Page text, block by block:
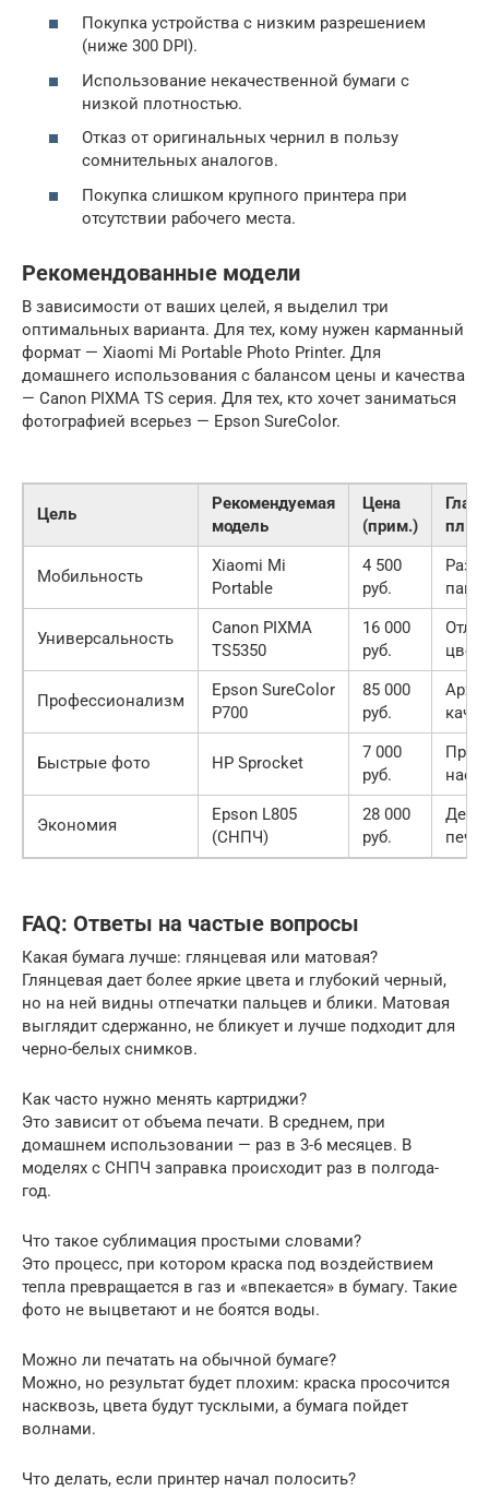
Покупка устройства с низким разрешением
(ниже 300 DPI).
Использование некачественной бумаги с
низкой плотностью.
Отказ от оригинальных чернил в пользу
сомнительных аналогов.
Покупка слишком крупного принтера при
отсутствии рабочего места.
Рекомендованные модели
В зависимости от ваших целей, я выделил три
оптимальных варианта. Для тех, кому нужен карманный
формат — Xiaomi Mi Portable Photo Printer. Для
домашнего использования с балансом цены и качества
— Canon PIXMA TS серия. Для тех, кто хочет заниматься
фотографией всерьез — Epson SureColor.
Цель
Рекомендуемая
модель
Цена
(прим.)
плюс
Мобильность
Xiaomi Mi
Portable
4 500
руб.
Универсальность
Canon PIXMA
TS5350
16 000
руб.
цвет
Профессионализм
Epson SureColor
P700
85 000
руб.
Быстрые фото HP Sprocket
7 000
руб.
Экономия
Epson L805
(СНПЧ)
28 000
руб.
FAQ: Ответы на частые вопросы
Какая бумага лучше: глянцевая или матовая?
Глянцевая дает более яркие цвета и глубокий черный,
но на ней видны отпечатки пальцев и блики. Матовая
выглядит сдержанно, не бликует и лучше подходит для
черно-белых снимков.
Как часто нужно менять картриджи?
Это зависит от объема печати. В среднем, при
домашнем использовании — раз в 3-6 месяцев. В
моделях с СНПЧ заправка происходит раз в полгода-
год.
Что такое сублимация простыми словами?
Это процесс, при котором краска под воздействием
тепла превращается в газ и «впекается» в бумагу. Такие
фото не выцветают и не боятся воды.
Можно ли печатать на обычной бумаге?
Можно, но результат будет плохим: краска просочится
насквозь, цвета будут тусклыми, а бумага пойдет
волнами.
Что делать, если принтер начал полосить?